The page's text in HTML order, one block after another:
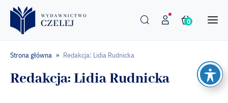
0
Strona główna » Redakcja: Lidia Rudnicka
Redakcja: Lidia Rudnicka